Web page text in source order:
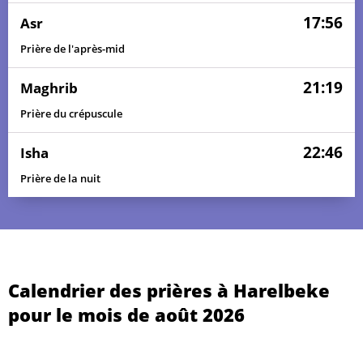
Asr 17:56
Prière de l'après-mid
Maghrib 21:19
Prière du crépuscule
Isha 22:46
Prière de la nuit
Calendrier des prières à Harelbeke
pour le mois de août 2026
03, Lu 04:45 06:16 13:53 18:01 21:29 23:00